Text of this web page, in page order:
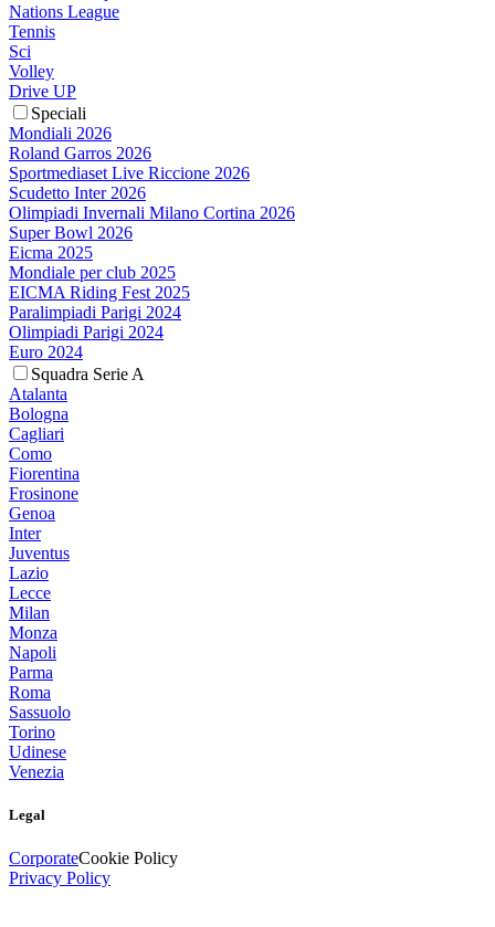
Nations League
Tennis
Sci
Volley
Drive UP
Speciali
Mondiali 2026
Roland Garros 2026
Sportmediaset Live Riccione 2026
Scudetto Inter 2026
Olimpiadi Invernali Milano Cortina 2026
Super Bowl 2026
Eicma 2025
Mondiale per club 2025
EICMA Riding Fest 2025
Paralimpiadi Parigi 2024
Olimpiadi Parigi 2024
Euro 2024
Squadra Serie A
Atalanta
Bologna
Cagliari
Como
Fiorentina
Frosinone
Genoa
Inter
Juventus
Lazio
Lecce
Milan
Monza
Napoli
Parma
Roma
Sassuolo
Torino
Udinese
Venezia
Legal
CorporateCookie Policy
Privacy Policy